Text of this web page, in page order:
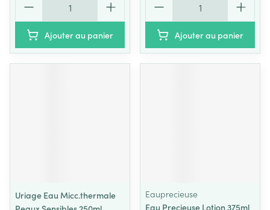
Ajouter au panier Ajouter au panier
Uriage Eau Micc.thermale
Eauprecieuse
Eau Precieuse Lotion 375ml